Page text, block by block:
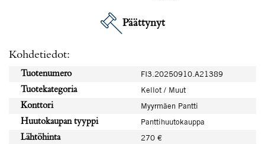
Päättynyt
Kohdetiedot:
Tuotenumero
FI3.20250910.A21389
Tuotekategoria
Kellot / Muut
Konttori
Myyrmäen Pantti
Huutokaupan tyyppi
Panttihuutokauppa
Lähtöhinta
270 €